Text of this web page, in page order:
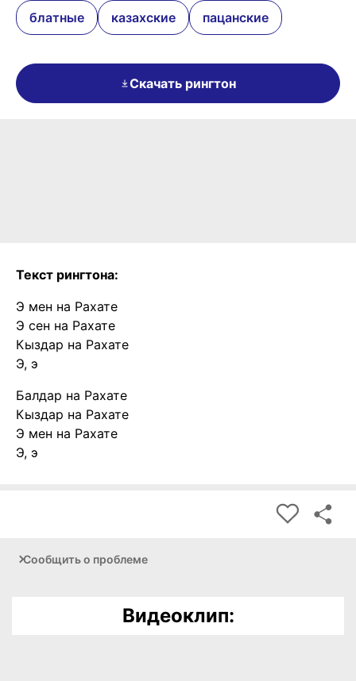
блатные казахские пацанские
Скачать рингтон
Текст рингтона:
Э мен на Рахате
Э сен на Рахате
Кыздар на Рахате
Э, э
Балдар на Рахате
Кыздар на Рахате
Э мен на Рахате
Э, э
Сообщить о проблеме
Видеоклип: